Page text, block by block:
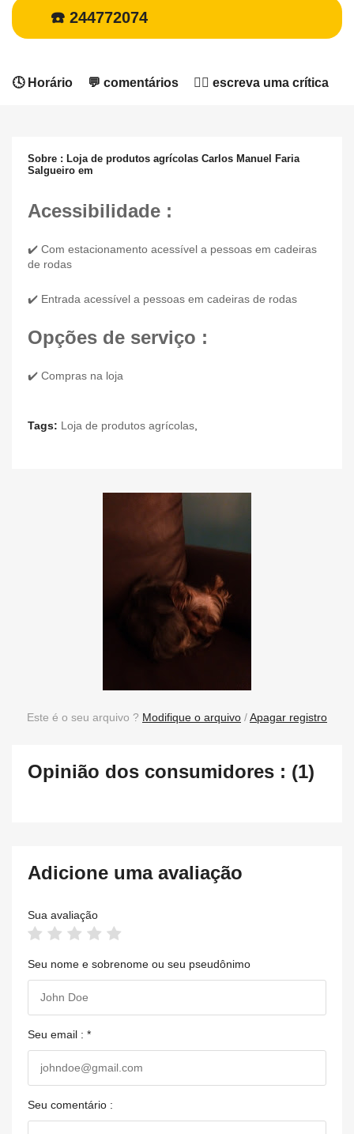
☎️ 244772074
🕓 Horário 💬 comentários ✍🏻 escreva uma crítica
Sobre : Loja de produtos agrícolas Carlos Manuel Faria
Salgueiro em
Acessibilidade :
✔️ Com estacionamento acessível a pessoas em cadeiras
de rodas
✔️ Entrada acessível a pessoas em cadeiras de rodas
Opções de serviço :
✔️ Compras na loja
Tags: Loja de produtos agrícolas
Este é o seu arquivo ? Modifique o arquivo /Apagar registro
Opinião dos consumidores : (1)
Adicione uma avaliação
Sua avaliação
Seu nome e sobrenome ou seu pseudônimo
Seu email : *
Seu comentário :